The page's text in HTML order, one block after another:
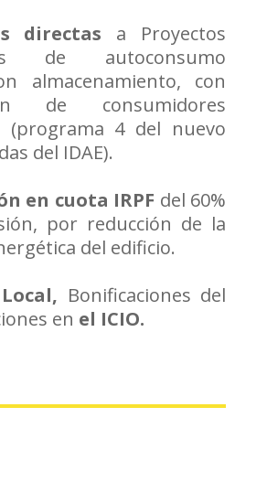
directas a Proyectos
de autoconsumo
almacenamiento, con
de consumidores
(programa 4 del nuevo
del IDAE).
en cuota IRPF del 60%
por reducción de la
del edificio.
Bonificaciones del
en el ICIO.